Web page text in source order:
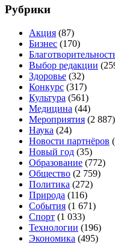
Рубрики
Акция (87)
Бизнес (170)
Выбор редакции
Здоровье (32)
Конкурс (317)
Культура (561)
Медицина (44)
Мероприятия (2 887)
Наука (24)
Новости партнёров
Новый год (35)
Образование (772)
Общество (2 759)
Политика (272)
Природа (116)
События (1 671)
Спорт (1 033)
Технологии (196)
Экономика (495)